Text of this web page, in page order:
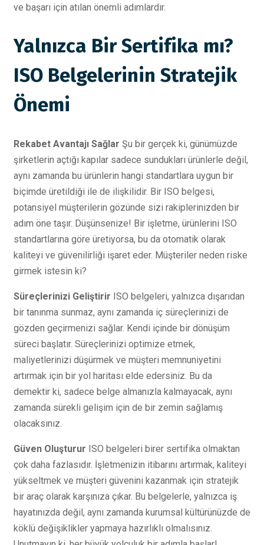
ve başarı için atılan önemli adımlardır.
Yalnızca Bir Sertifika mı?
ISO Belgelerinin Stratejik
Önemi
Rekabet Avantajı Sağlar Şu bir gerçek ki, günümüzde
şirketlerin açtığı kapılar sadece sundukları ürünlerle değil,
aynı zamanda bu ürünlerin hangi standartlara uygun bir
biçimde üretildiği ile de ilişkilidir. Bir ISO belgesi,
potansiyel müşterilerin gözünde sizi rakiplerinizden bir
adım öne taşır. Düşünsenize! Bir işletme, ürünlerini ISO
standartlarına göre üretiyorsa, bu da otomatik olarak
kaliteyi ve güvenilirliği işaret eder. Müşteriler neden riske
girmek istesin ki?
Süreçlerinizi Geliştirir ISO belgeleri, yalnızca dışarıdan
bir tanınma sunmaz, aynı zamanda iç süreçlerinizi de
gözden geçirmenizi sağlar. Kendi içinde bir dönüşüm
süreci başlatır. Süreçlerinizi optimize etmek,
maliyetlerinizi düşürmek ve müşteri memnuniyetini
artırmak için bir yol haritası elde edersiniz. Bu da
demektir ki, sadece belge almanızla kalmayacak, aynı
zamanda sürekli gelişim için de bir zemin sağlamış
olacaksınız.
Güven Oluşturur ISO belgeleri birer sertifika olmaktan
çok daha fazlasıdır. İşletmenizin itibarını artırmak, kaliteyi
yükseltmek ve müşteri güvenini kazanmak için stratejik
bir araç olarak karşınıza çıkar. Bu belgelerle, yalnızca iş
hayatınızda değil, aynı zamanda kurumsal kültürünüzde de
köklü değişiklikler yapmaya hazırlıklı olmalısınız.